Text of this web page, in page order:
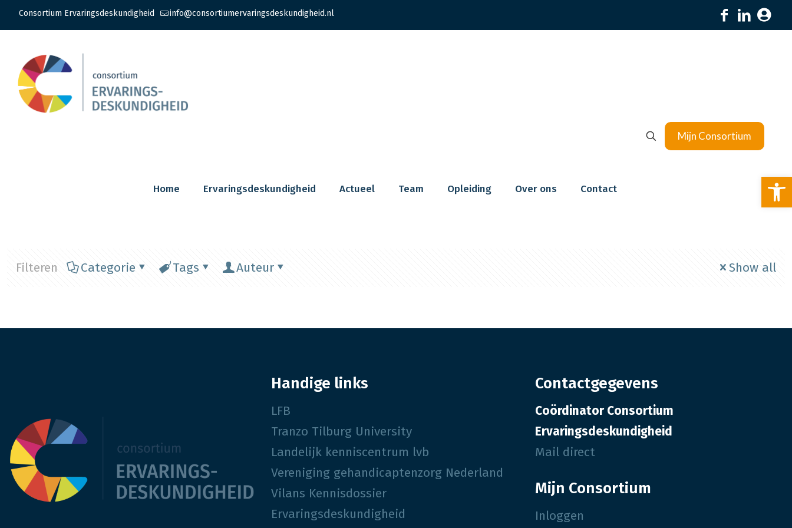
Consortium Ervaringsdeskundigheid info@consortiumervaringsdeskundigheid.nl
Home Ervaringsdeskundigheid Actueel Team Opleiding Over ons Contact
Mijn Consortium
Filteren Categorie Tags Auteur Show all
Handige links
LFB
Tranzo Tilburg University
Landelijk kenniscentrum lvb
Vereniging gehandicaptenzorg Nederland
Vilans Kennisdossier
Ervaringsdeskundigheid
Contactgegevens
Coördinator Consortium
Ervaringsdeskundigheid
Mail direct
Mijn Consortium
Inloggen